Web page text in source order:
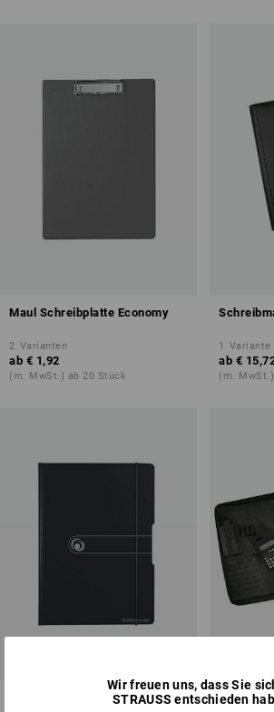
Maul Schreibplatte Economy
2 Varianten
ab € 1,92
(m. MwSt.) ab 20 Stück
1 Variante
ab €
(m.
Herlitz Klemmbrettmappe
Wir freuen uns, dass Sie
STRAUSS entschieden